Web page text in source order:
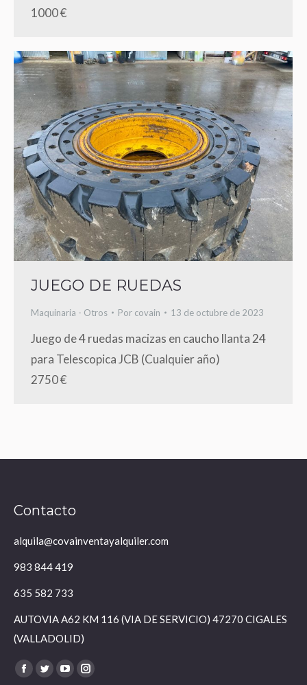
1000 €
JUEGO DE RUEDAS
Maquinaria - Otros Por covain 13 de octubre de 2023
Juego de 4 ruedas macizas en caucho llanta 24
para Telescopica JCB (Cualquier año)
2750 €
Contacto
alquila@covainventayalquiler.com
983 844 419
635 582 733
AUTOVIA A62 KM 116 (VIA DE SERVICIO) 47270 CIGALES
(VALLADOLID)
Encuéntranos en:
Facebook
TwitterYouTubeInstagram